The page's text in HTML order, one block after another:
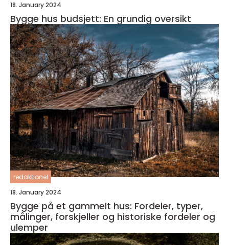
18. January 2024
Bygge hus budsjett: En grundig oversikt
redaktionel
18. January 2024
Bygge på et gammelt hus: Fordeler, typer,
målinger, forskjeller og historiske fordeler og
ulemper